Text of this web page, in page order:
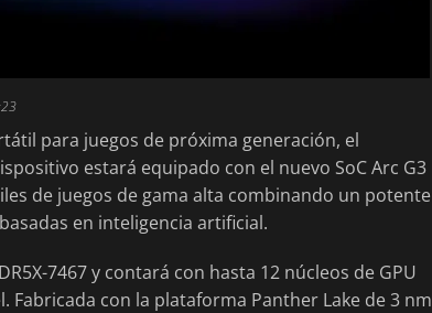
para juegos de próxima generación, el
estará equipado con el nuevo SoC Arc G3
de juegos de gama alta combinando un potente
en inteligencia artificial.
7467 y contará con hasta 12 núcleos de GPU
con la plataforma Panther Lake de 3 nm